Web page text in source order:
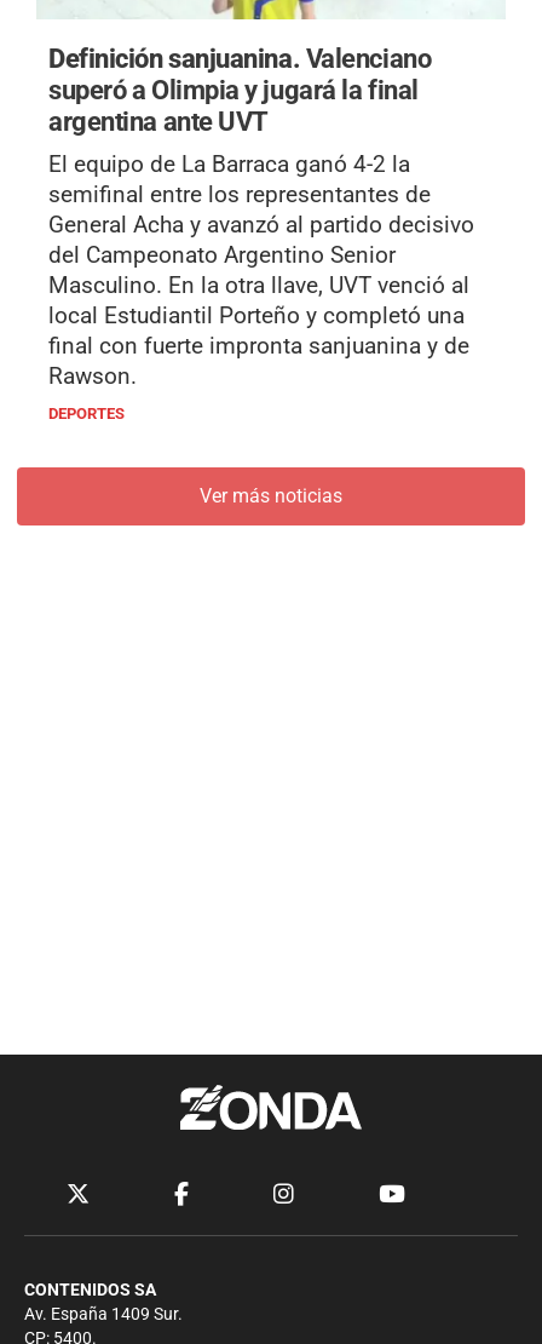
Definición sanjuanina. Valenciano
superó a Olimpia y jugará la final
argentina ante UVT
El equipo de La Barraca ganó 4-2 la
semifinal entre los representantes de
General Acha y avanzó al partido decisivo
del Campeonato Argentino Senior
Masculino. En la otra llave, UVT venció al
local Estudiantil Porteño y completó una
final con fuerte impronta sanjuanina y de
Rawson.
DEPORTES
Ver más noticias
CONTENIDOS SA
Av. España 1409 Sur.
CP: 5400.